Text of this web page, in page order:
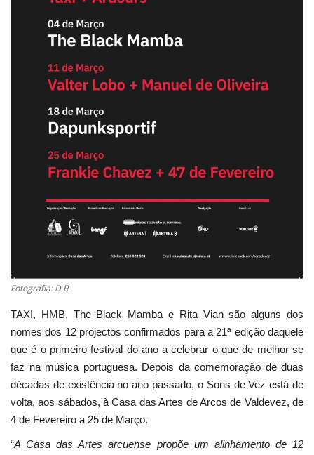
Fotografia: D.R.
TAXI, HMB, The Black Mamba e Rita Vian são alguns dos
nomes dos 12 projectos confirmados para a 21ª edição daquele
que é o primeiro festival do ano a celebrar o que de melhor se
faz na música portuguesa. Depois da comemoração de duas
décadas de existência no ano passado, o Sons de Vez está de
volta, aos sábados, à Casa das Artes de Arcos de Valdevez, de
4 de Fevereiro a 25 de Março.
“A Casa das Artes arcuense propõe um alinhamento de 12